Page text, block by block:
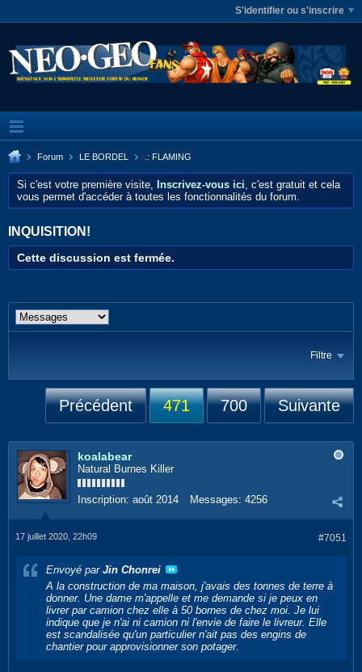
S'identifier ou s'inscrire
Forum LE BORDEL .: FLAMING
Si c'est votre première visite, Inscrivez-vous ici, c'est gratuit et cela
vous permet d'accéder à toutes les fonctionnalités du forum.
INQUISITION!
Cette discussion est fermée.
Filtre
Précédent 471 700 Suivante
koalabear
Natural Burnes Killer
Inscription: août 2014 Messages: 4256
#7051
17 juillet 2020, 22h09
Envoyé par Jin Chonrei
A la construction de ma maison, j'avais des tonnes de terre à
donner. Une dame m'appelle et me demande si je peux en
livrer par camion chez elle à 50 bornes de chez moi. Je lui
indique que je n'ai ni camion ni l'envie de faire le livreur. Elle
est scandalisée qu'un particulier n'ait pas des engins de
chantier pour approvisionner son potager.